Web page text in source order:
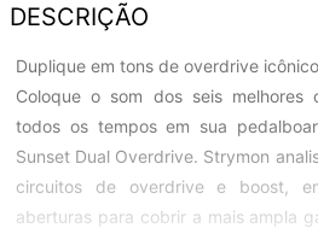
DESCRIÇÃO
Duplique em tons de overdrive
Coloque o som dos seis
todos os tempos em sua
Sunset Dual Overdrive. Strymon
circuitos de overdrive e boost,
aberturas para cobrir a mais ampla